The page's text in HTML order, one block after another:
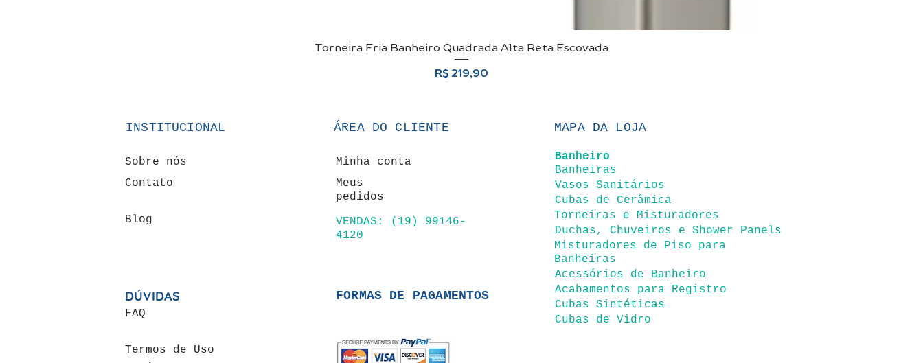
Visualização rápida
Torneira Fria Banheiro Quadrada Alta Reta Escovada
Preço
R$ 219,90
INSTITUCIONAL
Sobre nós
Contato
Blog
DÚVIDAS
ÁREA DO CLIENTE
Minha conta
Meus
pedidos
VENDAS: (19) 99146-
4120
FORMAS DE PAGAMENTOS
FAQ
Termos de Uso
MAPA DA LOJA
Banheiro
Banheiras
Vasos Sanitários
Cubas de Cerâmica
Torneiras e Misturadores
Duchas, Chuveiros e Shower Panels
Misturadores de Piso para
Banheiras
Acessórios de Banheiro
Acabamentos para Registro
Cubas Sintéticas
Cubas de Vidro